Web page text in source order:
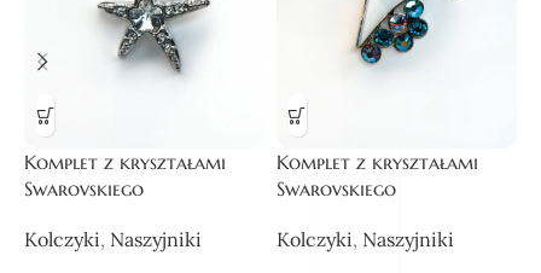
Komplet z kryształami
Swarovskiego
Kolczyki, Naszyjniki
Komplet z kryształami
Swarovskiego
Kolczyki, Naszyjniki